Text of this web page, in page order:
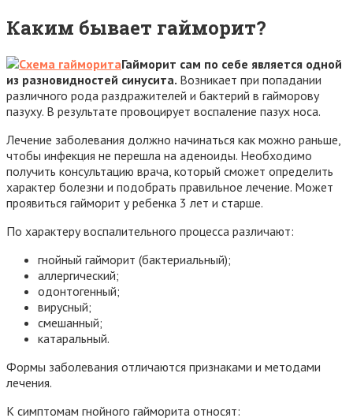
Каким бывает гайморит?
Гайморит сам по себе является одной
из разновидностей синусита. Возникает при попадании
различного рода раздражителей и бактерий в гайморову
пазуху. В результате провоцирует воспаление пазух носа.
Лечение заболевания должно начинаться как можно раньше,
чтобы инфекция не перешла на аденоиды. Необходимо
получить консультацию врача, который сможет определить
характер болезни и подобрать правильное лечение. Может
проявиться гайморит у ребенка 3 лет и старше.
По характеру воспалительного процесса различают:
гнойный гайморит (бактериальный);
аллергический;
одонтогенный;
вирусный;
смешанный;
катаральный.
Формы заболевания отличаются признаками и методами
лечения.
К симптомам гнойного гайморита относят: